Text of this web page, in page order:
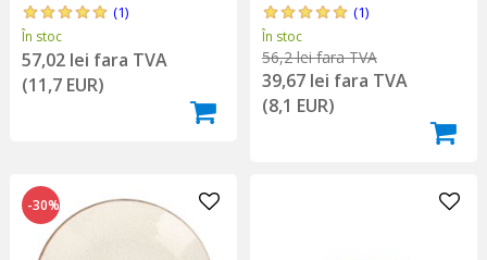
(1)
În stoc
57,02 lei fara TVA
(11,7 EUR)
(1)
În stoc
56,2 lei fara TVA
39,67 lei fara TVA
(8,1 EUR)
-30%